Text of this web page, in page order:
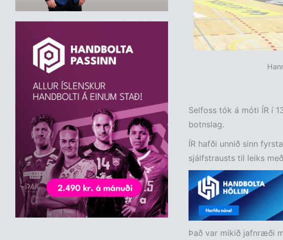
Selfoss tók á móti ÍR í
botnslag.
ÍR hafði unnið sinn
sjálfstrausts til leiks
Það var mikið jafnræði